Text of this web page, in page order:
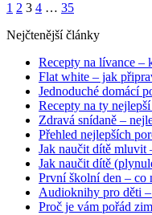
1 2 3 4 … 35
Nejčtenější články
Recepty na lívance –
Flat white – jak
Jednoduché domácí
Recepty na ty
Zdravá snídaně –
Přehled nejlepších
Jak naučit dítě mluvit
Jak naučit dítě
První školní den – co
Audioknihy pro děti
Proč je vám pořád